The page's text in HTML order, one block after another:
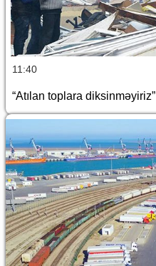
11:40
“Atılan toplara diksinməyiriz”